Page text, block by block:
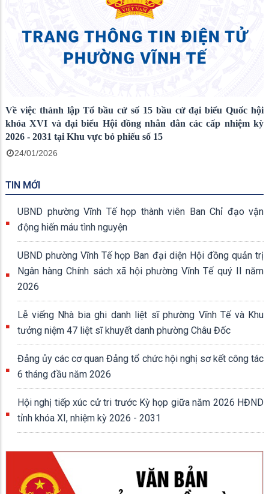
Về việc thành lập Tổ bầu cử số 15 bầu cử đại biểu Quốc hội
khóa XVI và đại biểu Hội đồng nhân dân các cấp nhiệm kỳ
2026 - 2031 tại Khu vực bỏ phiếu số 15
24/01/2026
TIN MỚI
UBND phường Vĩnh Tế họp thành viên Ban Chỉ đạo vận
động hiến máu tình nguyện
UBND phường Vĩnh Tế họp Ban đại diện Hội đồng quản trị
Ngân hàng Chính sách xã hội phường Vĩnh Tế quý II năm
2026
Lễ viếng Nhà bia ghi danh liệt sĩ phường Vĩnh Tế và Khu
tưởng niệm 47 liệt sĩ khuyết danh phường Châu Đốc
Đảng ủy các cơ quan Đảng tổ chức hội nghị sơ kết công tác
6 tháng đầu năm 2026
Hội nghị tiếp xúc cử tri trước Kỳ họp giữa năm 2026 HĐND
tỉnh khóa XI, nhiệm kỳ 2026 - 2031